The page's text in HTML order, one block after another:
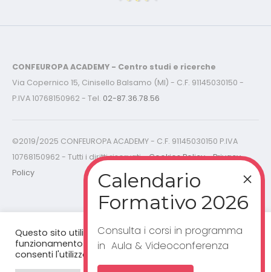
CONFEUROPA ACADEMY - Centro studi e ricerche
Via Copernico 15, Cinisello Balsamo (MI) - C.F. 91145030150 -
©2019/2025 CONFEUROPA ACADEMY - C.F. 91145030150 P.IVA
Questo sito utilizza cookie per un corretto
funzionamento del sito web. Cliccando "accetta”,
consenti l'utilizzo dei cookie.
Consulta i corsi in programma
in Aula & Videoconferenza